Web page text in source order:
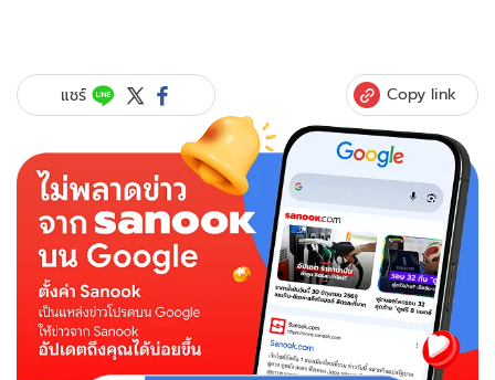
แชร์ Copy link